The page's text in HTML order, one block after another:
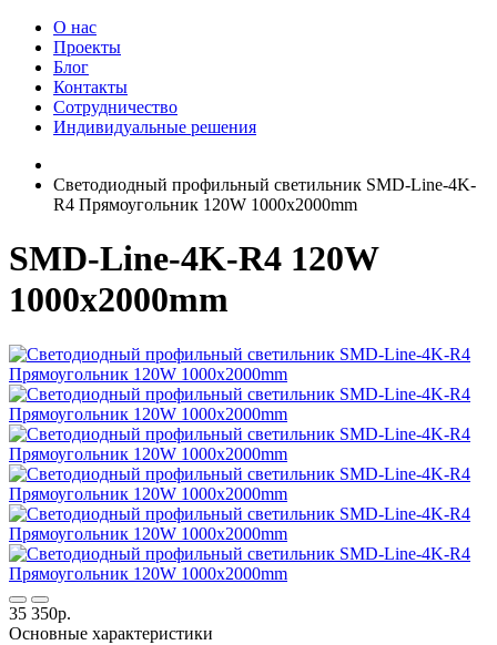
О нас
Проекты
Блог
Контакты
Сотрудничество
Индивидуальные решения
Светодиодный профильный светильник SMD-Line-4K-
R4 Прямоугольник 120W 1000х2000mm
SMD-Line-4K-R4 120W
1000х2000mm
35 350р.
Основные характеристики